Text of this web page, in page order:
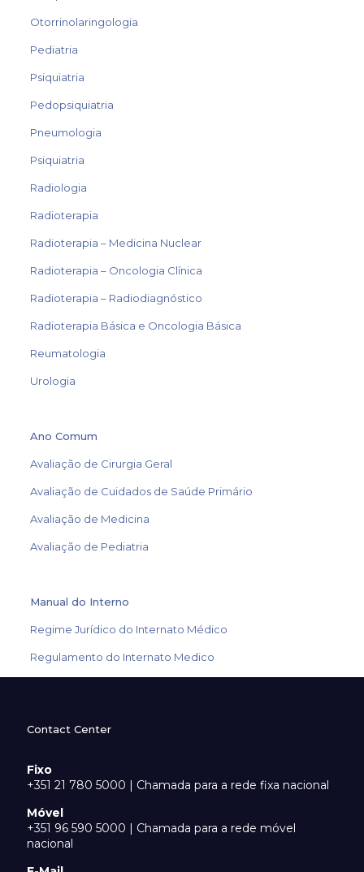
Otorrinolaringologia
Pediatria
Psiquiatria
Pedopsiquiatria
Pneumologia
Psiquiatria
Radiologia
Radioterapia
Radioterapia – Medicina Nuclear
Radioterapia – Oncologia Clínica
Radioterapia – Radiodiagnóstico
Radioterapia Básica e Oncologia Básica
Reumatologia
Urologia
Ano Comum
Avaliação de Cirurgia Geral
Avaliação de Cuidados de Saúde Primário
Avaliação de Medicina
Avaliação de Pediatria
Manual do Interno
Regime Jurídico do Internato Médico
Regulamento do Internato Medico
Contact Center
Fixo
+351 21 780 5000 | Chamada para a rede fixa nacional
Móvel
+351 96 590 5000 | Chamada para a rede móvel
nacional